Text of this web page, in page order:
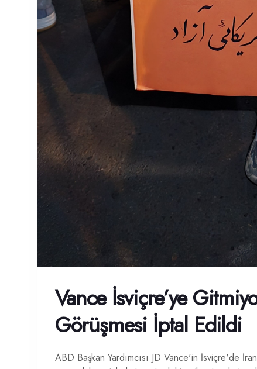
Vance İsviçre’ye
Görüşmesi İptal Edildi
ABD Başkan Yardımcısı JD Vance'in İsviçre'de